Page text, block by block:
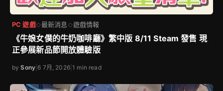
PC 遊戲◇最新消息 ◇遊戲情報
《牛娘女僕的牛奶咖啡廳》繁中版 8/11 Steam 發售 現
正參展新品節開放體驗版
bySony 6 7月, 2026|1 min read